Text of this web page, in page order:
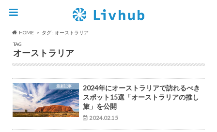
HOME
タグ : オーストラリア
TAG
オーストラリア
最新記事
2024年にオーストラリアで訪れるべき
スポット15選「オーストラリアの推し
旅」を公開
2024.02.15